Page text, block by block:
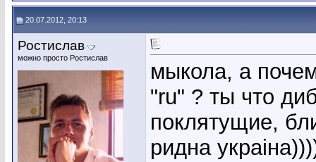
20.07.2012, 20:13
Ростислав
можно просто Ростислав
мыкола, а
"ru" ? ты что
поклятущие,
ридна